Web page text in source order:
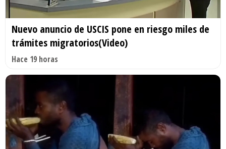
Nuevo anuncio de USCIS pone en riesgo miles de
trámites migratorios(Video)
Hace 19 horas